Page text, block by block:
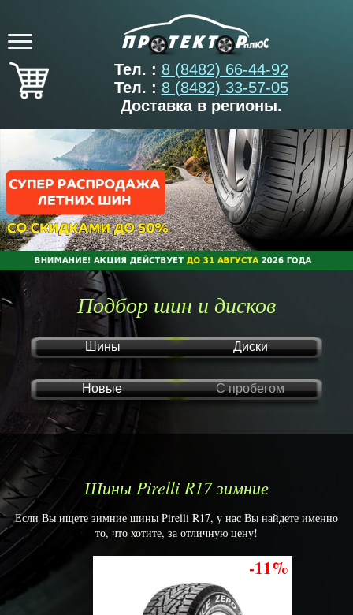
Тел. : 8 (8482) 66-44-92
Тел. : 8 (8482) 33-57-05
Доставка в регионы.
Подбор шин и дисков
Шины Диски
Новые С пробегом
Шины Pirelli R17 зимние
Если Вы ищете зимние шины Pirelli R17, у нас Вы найдете именно
то, что хотите, за отличную цену!
-11%